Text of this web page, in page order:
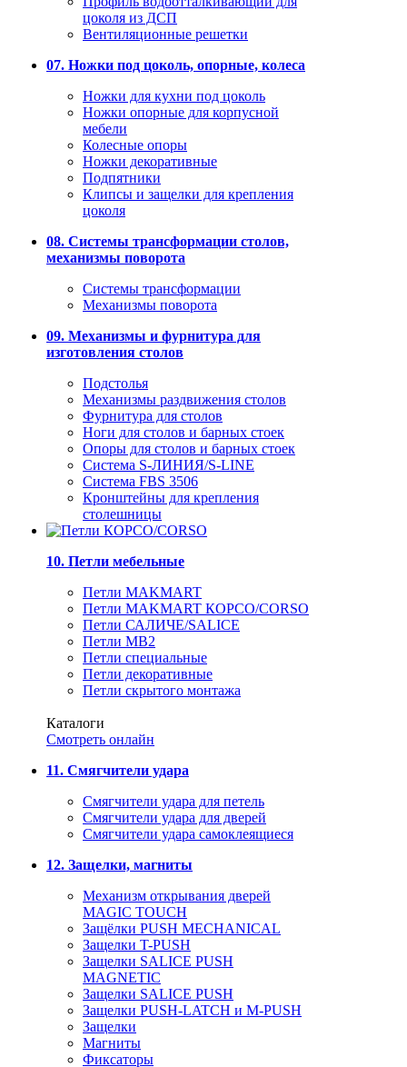
цоколя из ДСП
Вентиляционные решетки
07. Ножки под цоколь, опорные, колеса
Ножки для кухни под цоколь
Ножки опорные для корпусной
мебели
Колесные опоры
Ножки декоративные
Подпятники
Клипсы и защелки для крепления
цоколя
08. Системы трансформации столов,
механизмы поворота
Системы трансформации
Механизмы поворота
09. Механизмы и фурнитура для
изготовления столов
Подстолья
Механизмы раздвижения столов
Фурнитура для столов
Ноги для столов и барных стоек
Опоры для столов и барных стоек
Система S-ЛИНИЯ/S-LINE
Система FBS 3506
Кронштейны для крепления
столешницы
10. Петли мебельные
Петли MAKMART
Петли MAKMART КОРСО/CORSO
Петли САЛИЧЕ/SALICE
Петли MB2
Петли специальные
Петли декоративные
Петли скрытого монтажа
Каталоги
Смотреть онлайн
11. Смягчители удара
Смягчители удара для петель
Смягчители удара для дверей
Cмягчители удара самоклеящиеся
12. Защелки, магниты
Механизм открывания дверей
MAGIC TOUCH
Защёлки PUSH MECHANICAL
Защелки T-PUSH
Защелки SALICE PUSH
MAGNETIC
Защелки SALICE PUSH
Защелки PUSH-LATCH и M-PUSH
Защелки
Магниты
Фиксаторы